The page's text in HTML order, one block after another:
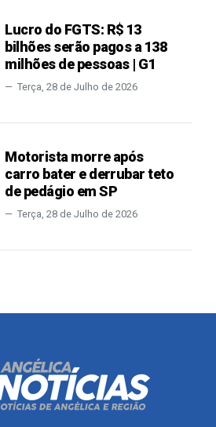
Lucro do FGTS: R$ 13
bilhões serão pagos a 138
milhões de pessoas | G1
Terça, 28 de Julho de 2026
Motorista morre após
carro bater e derrubar teto
de pedágio em SP
Terça, 28 de Julho de 2026